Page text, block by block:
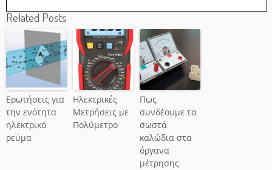
Related Posts
Ερωτήσεις για
την ενότητα
ηλεκτρικό
ρεύμα
Ηλεκτρικές
Μετρήσεις με
Πολύμετρο
Πως
συνδέουμε τα
σωστά
καλώδια στα
όργανα
μέτρησης